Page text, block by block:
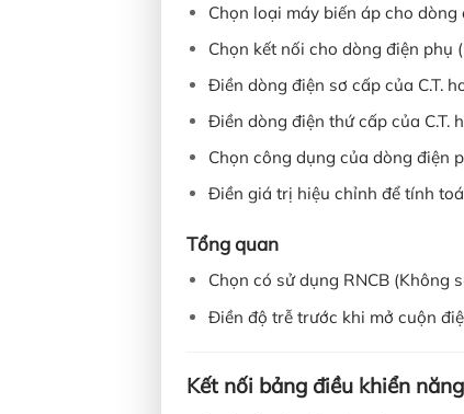
Chọn loại máy biến áp cho
Chọn kết nối cho dòng điện phụ
Điền dòng điện sơ cấp của C.T.
Điền dòng điện thứ cấp của C.T.
Chọn công dụng của dòng điện
Điền giá trị hiệu chỉnh để tính
Tổng quan
Chọn có sử dụng RNCB (Không
Điền độ trễ trước khi mở cuộn
Kết nối bảng điều khiển